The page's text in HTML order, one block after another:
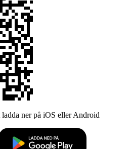
ner på iOS eller Android